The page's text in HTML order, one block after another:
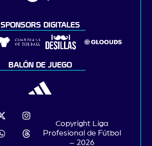
SPONSORS DIGITALES
BALÓN DE JUEGO
Copyright Liga
Profesional de Fútbol
– 2026